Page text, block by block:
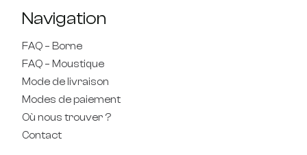
Navigation
FAQ – Borne
FAQ – Moustique
Mode de livraison
Modes de paiement
Où nous trouver ?
Contact